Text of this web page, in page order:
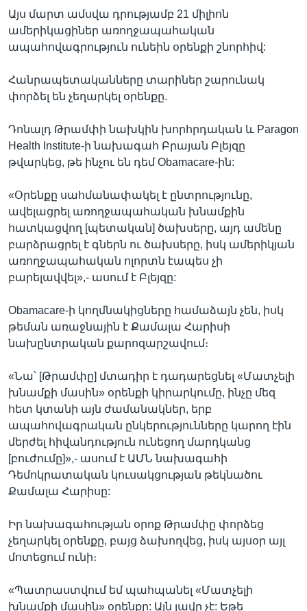
Այս մարտ ամսվա դրությամբ 21 միլիոն
ամերիկացիներ առողջապահական
ապահովագրություն ունեին օրենքի շնորհիվ:
Հանրապետականները տարիներ շարունակ
փորձել են չեղարկել օրենքը.
Դոնալդ Թրամփի նախկին խորհրդական և Paragon
Health Institute-ի նախագահ Բրայան Բլեյզը
թվարկեց, թե ինչու են դեմ Obamacare-ին:
«Օրենքը սահմանափակել է ընտրությունը,
ավելացրել առողջապահական խնամքին
հատկացվող [պետական] ծախսերը, այդ ամենը
բարձրացրել է գներն ու ծախսերը, իսկ ամերիկյան
առողջապահական ոլորտն էապես չի
բարելավվել»,- ասում է Բլեյզը:
Obamacare-ի կողմնակիցները համաձայն չեն, իսկ
թեման առաջնային է Քամալա Հարիսի
նախընտրական քարոզարշավում։
«Նա՝ [Թրամփը] մտադիր է դադարեցնել «Մատչելի
խնամքի մասին» օրենքի կիրարկումը, ինչը մեզ
հետ կտանի այն ժամանակներ, երբ
ապահովագրական ընկերությունները կարող էին
մերժել հիվանդություն ունեցող մարդկանց
[բուժումը]»,- ասում է ԱՄՆ նախագահի
Դեմոկրատական կուսակցության թեկնածու
Քամալա Հարիսը:
Իր նախագահության օրոք Թրամփը փորձեց
չեղարկել օրենքը, բայց ձախողվեց, իսկ այսօր այլ
մոտեցում ունի։
«Պատրաստվում եմ պահպանել «Մատչելի
խնամքի մասին» օրենքը: Այն լավը չէ: Եթե